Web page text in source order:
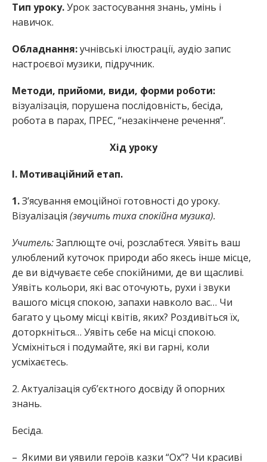
Тип уроку.Урок застосування знань, умінь і
навичок.
Обладнання:учнівські ілюстрації, аудіо запис
настроєвої музики, підручник.
Методи, прийоми, види, форми роботи:
візуалізація, порушена послідовність, бесіда,
робота в парах, ПРЕС, “незакінчене речення”.
Хід уроку
I. Мотиваційний етап.
1.З’ясування емоційної готовності до уроку.
Візуалізація (звучить тиха спокійна музика).
Учитель:Заплющте очі, розслабтеся. Уявіть ваш
улюблений куточок природи або якесь інше місце,
де ви відчуваєте себе спокійними, де ви щасливі.
Уявіть кольори, які вас оточують, рухи і звуки
вашого місця спокою, запахи навколо вас… Чи
багато у цьому місці квітів, яких? Роздивіться їх,
доторкніться… Уявіть себе на місці спокою.
Усміхніться і подумайте, які ви гарні, коли
усміхаєтесь.
2. Актуалізація суб’єктного досвіду й опорних
знань.
Бесіда.
– Якими ви уявили героїв казки “Ох”? Чи красиві